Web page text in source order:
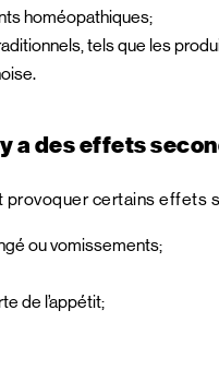
homéopathiques;
tels que les
a des effets
provoquer certains effets
ou vomissements;
de l’appétit;